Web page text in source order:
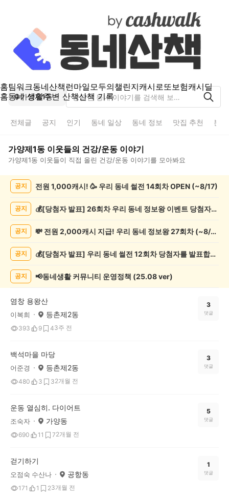
홈팀워크동네산책런마일모두의챌린지캐시로또보험캐시딜
홈동네 생활주변 산책산책 기록
가양제1동
전체글 공지 인기 동네 일상 동네 정보 맛집 추천 분
가양제1동 이웃들의 건강/운동 이야기
가양제1동 이웃들이 직접 올린 건강/운동 이야기를 모아봐요
강/
글
공지 전원 1,000캐시! 🥳 우리 동네 썰전 14회차 OPEN (~8/17)
공지 💰[당첨자 발표] 26회차 우리 동네 정보왕 이벤트 당첨자를 발표합니다!
공지 💸 전원 2,000캐시 지급! 우리 동네 정보왕 27회차 (~8/10)
공지 💰[당첨자 발표] 우리 동네 썰전 12회차 당첨자를 발표합니다!
공지 📢동네생활 커뮤니티 운영정책 (25.08 ver)
염창 용왕산
이복희 등촌제2동
393 9 43주 전
3
댓글
백석마을 마당
어준경 등촌제2동
480 3 32개월 전
3
댓글
운동 열심히. 다이어트
조숙자 가양동
690 11 72개월 전
5
댓글
걷기하기
오점숙 수산나 공항동
171 1 23개월 전
1
댓글